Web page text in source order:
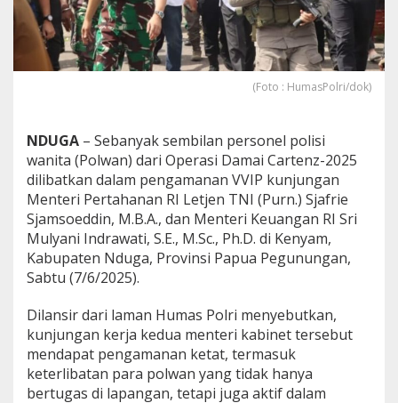
n
d
a
n
M
e
u
D
i
k
a
w
l
P
l
w
n
(Foto : HumasPolri/dok)
NDUGA – Sebanyak sembilan personel polisi
wanita (Polwan) dari Operasi Damai Cartenz-2025
dilibatkan dalam pengamanan VVIP kunjungan
Menteri Pertahanan RI Letjen TNI (Purn.) Sjafrie
Sjamsoeddin, M.B.A., dan Menteri Keuangan RI Sri
Mulyani Indrawati, S.E., M.Sc., Ph.D. di Kenyam,
Kabupaten Nduga, Provinsi Papua Pegunungan,
Sabtu (7/6/2025).
Dilansir dari laman Humas Polri menyebutkan,
kunjungan kerja kedua menteri kabinet tersebut
mendapat pengamanan ketat, termasuk
keterlibatan para polwan yang tidak hanya
bertugas di lapangan, tetapi juga aktif dalam